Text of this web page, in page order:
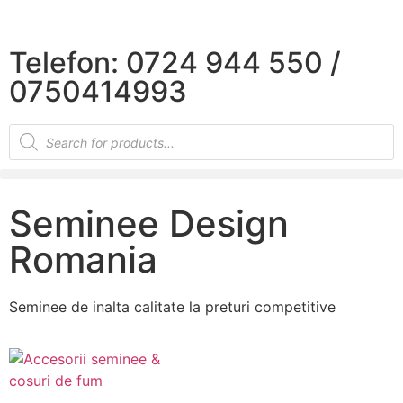
Telefon: 0724 944 550 /
0750414993
Seminee Design
Romania
Seminee de inalta calitate la preturi competitive